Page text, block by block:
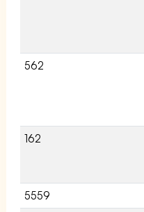
562
162
5559